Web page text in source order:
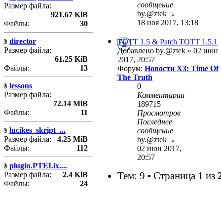
Размер файла:
921.67 KiB
Файлы:
30
director
Размер файла:
61.25 KiB
Файлы:
13
lessons
Размер файла:
72.14 MiB
Файлы:
11
lucikes_skript_...
Размер файла:
4.25 MiB
Файлы:
112
plugin.PTEI.ix....
Размер файла:
2.4 KiB
Файлы:
24
сообщение
by.@ztek
18 ноя 2017, 13:18
TOTT 1.5 & Patch TOTT 1.5.1
Добавлено by.@ztek » 02 июн
2017, 20:57
Форум: Новости X3: Time Of
The Truth
0
Комментарии
189715
Просмотров
Последнее
сообщение
by.@ztek
02 июн 2017,
20:57
Тем: 9 • Страница 1 из